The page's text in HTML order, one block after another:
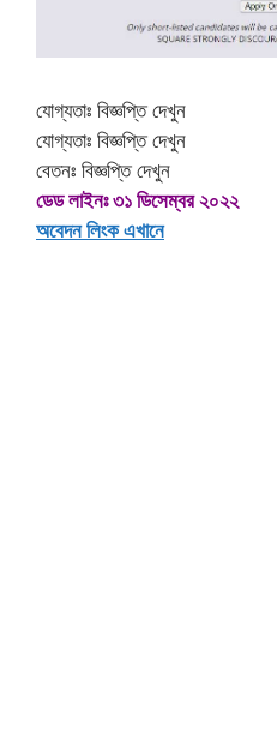
যোগ্যতাঃ বিজ্ঞপ্তি দেখুন
যোগ্যতাঃ বিজ্ঞপ্তি দেখুন
বেতনঃ বিজ্ঞপ্তি দেখুন
ডেড লাইনঃ ৩১ ডিসেম্বর ২০২২
অবেদন লিংক এখানে